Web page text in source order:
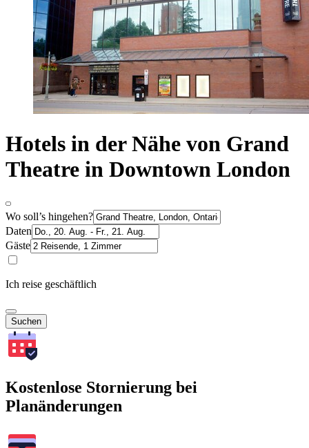
Hotels in der Nähe von Grand
Theatre in Downtown London
Wo soll’s hingehen?
Daten
Gäste
Ich reise geschäftlich
Suchen
Kostenlose Stornierung bei
Planänderungen